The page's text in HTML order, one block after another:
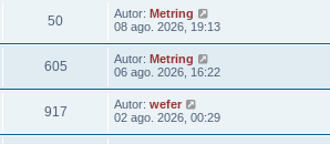
50V
i
u
a
D
a
e
r
a
e
n
t
Autor: Metring
08 ago. 2026, 19:13
605V
i
D
a
e
r
a
Autor: Metring
06 ago. 2026, 16:22
917V
i
D
a
Autor: wefer
02 ago. 2026, 00:29